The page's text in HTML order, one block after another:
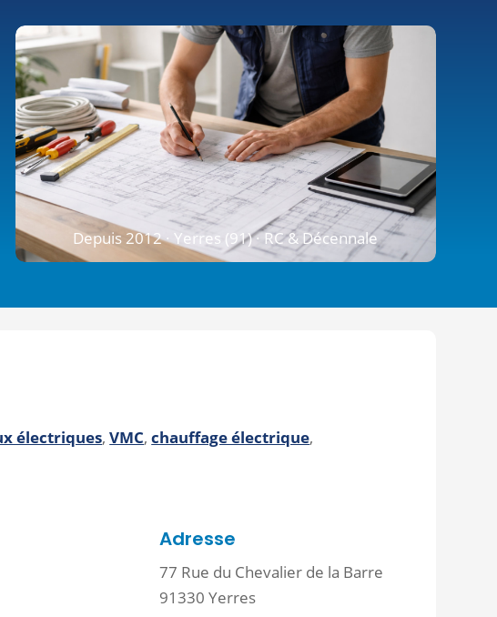
Depuis 2012 · Yerres (91) · RC & Décennale
électriques,VMC,chauffage électrique,
Adresse
77 Rue du Chevalier de la Barre
91330 Yerres